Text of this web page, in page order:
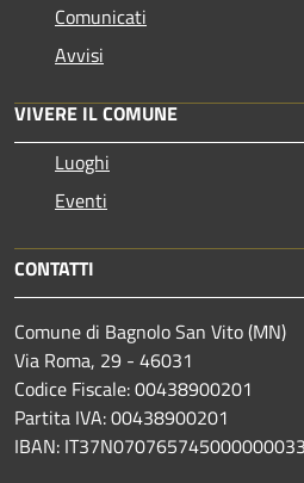
Comunicati
Avvisi
VIVERE IL COMUNE
Luoghi
Eventi
CONTATTI
Comune di Bagnolo San Vito (MN)
Via Roma, 29 - 46031
Codice Fiscale: 00438900201
Partita IVA: 00438900201
IBAN: